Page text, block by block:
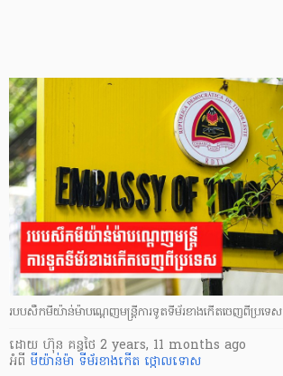
របបសឹកមីយ៉ាន់ម៉ាបណ្តេញមន្ត្រីការទូតទីម័រខាងកើតចេញពីប្រទេស
ដោយ ហ៊ុន គន្ធថៃ 2 years, 11 months ago
អំពី មីយ៉ាន់ម៉ា ទីម័រខាងកើត ថ្កោលទោស